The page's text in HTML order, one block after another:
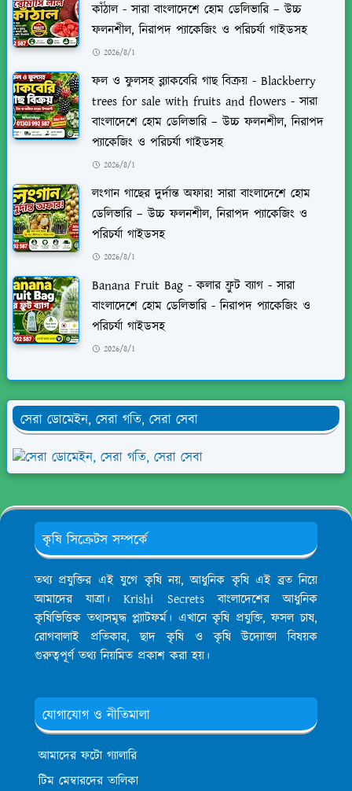
কাঁঠাল - সারা বাংলাদেশে হোম ডেলিভারি – উচ্চ
ফলনশীল, নিরাপদ প্যাকেজিং ও পরিচর্যা গাইডসহ
2026/8/1
ফল ও ফুলসহ ব্ল্যাকবেরি গাছ বিক্রয় - Blackberry
trees for sale with fruits and flowers - সারা
বাংলাদেশে হোম ডেলিভারি – উচ্চ ফলনশীল, নিরাপদ
প্যাকেজিং ও পরিচর্যা গাইডসহ
2026/8/1
লংগান গাছের দুর্দান্ত অফার! সারা বাংলাদেশে হোম
ডেলিভারি – উচ্চ ফলনশীল, নিরাপদ প্যাকেজিং ও
পরিচর্যা গাইডসহ
2026/8/1
Banana Fruit Bag - কলার ফ্রুট ব্যাগ - সারা
বাংলাদেশে হোম ডেলিভারি - নিরাপদ প্যাকেজিং ও
পরিচর্যা গাইডসহ
2026/8/1
সেরা ডোমেইন, সেরা গতি, সেরা সেবা
কৃষি সিক্রেটস সম্পর্কে
তথ্য প্রযুক্তির এই যুগে কৃষি নয়, আধুনিক কৃষি এই ব্রত নিয়ে
আমাদের যাত্রা। Krishi Secrets বাংলাদেশের আধুনিক
কৃষিভিত্তিক তথ্যসমৃদ্ধ প্ল্যাটফর্ম। এখানে কৃষি প্রযুক্তি, ফসল চাষ,
রোগবালাই প্রতিকার, ছাদ কৃষি ও কৃষি উদ্যোক্তা বিষয়ক
গুরুত্বপূর্ণ তথ্য নিয়মিত প্রকাশ করা হয়।
যোগাযোগ ও নীতিমালা
আমাদের ফটো গ্যালারি
টিম মেম্বারদের তালিকা